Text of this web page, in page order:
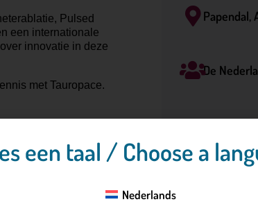
Pulsed
een internationale
innovatie in deze
met Tauropace.
Papendal,
De
een taal / Choose a
Nederlands